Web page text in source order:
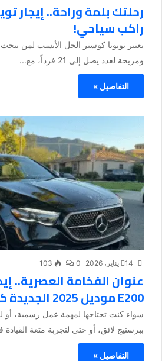
راكب سياحي!
يعتبر تويوتا كوستر الحل الأنسب لمن
ومريحة لعدد يصل إلى 21 فرداً، مع...
التفاصيل »
14 يناير، 2026 0
103
عنوان الفخامة العصرية..
E200 موديل 2025 الجديدة كلياً!
سواء كنت تحتاجها لمهمة عمل رسمية،
ببرستيج لائق، أو حتى لتجربة متعة
التفاصيل »